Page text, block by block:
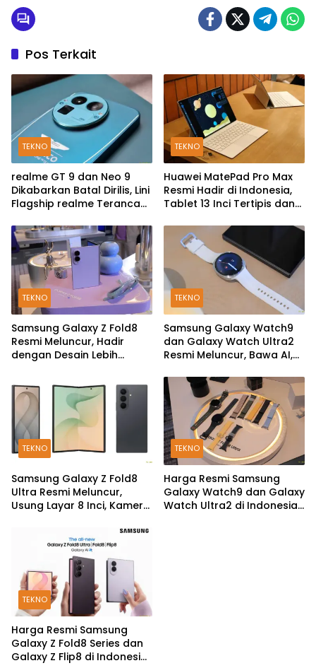
Pos Terkait
TEKNO
realme GT 9 dan Neo 9
Dikabarkan Batal Dirilis, Lini
Flagship realme Terancam
TEKNO
Huawei MatePad Pro Max
Resmi Hadir di Indonesia,
Tablet 13 Inci Tertipis dan
TEKNO
Samsung Galaxy Z Fold8
Resmi Meluncur, Hadir
dengan Desain Lebih
TEKNO
Samsung Galaxy Watch9
dan Galaxy Watch Ultra2
Resmi Meluncur, Bawa AI,
dan Fitur Kesehatan Baru
TEKNO
Samsung Galaxy Z Fold8
Ultra Resmi Meluncur,
Usung Layar 8 Inci, Kamera
TEKNO
Harga Resmi Samsung
Galaxy Watch9 dan Galaxy
Watch Ultra2 di Indonesia,
TEKNO
Harga Resmi Samsung
Galaxy Z Fold8 Series dan
Galaxy Z Flip8 di Indonesia,